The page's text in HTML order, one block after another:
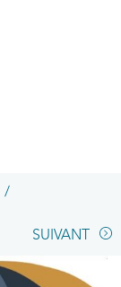
/
SUIVANT